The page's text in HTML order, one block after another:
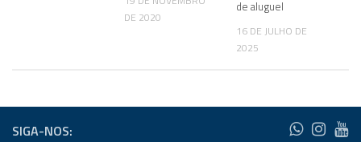
DE 2020
de aluguel
16 DE JULHO DE
2025
SIGA-NOS: